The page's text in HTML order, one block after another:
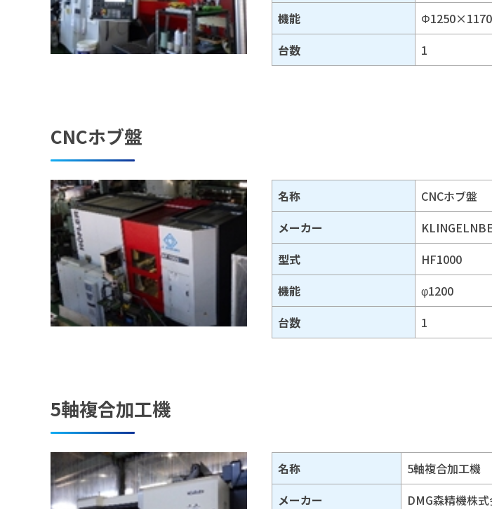
機能
Φ1250×1170
台数
1
CNCホブ盤
名称
CNCホブ盤
メーカー
型式
HF1000
機能
φ1200
台数
1
5軸複合加工機
名称
5軸複合加工機
メーカー
DMG森精機株